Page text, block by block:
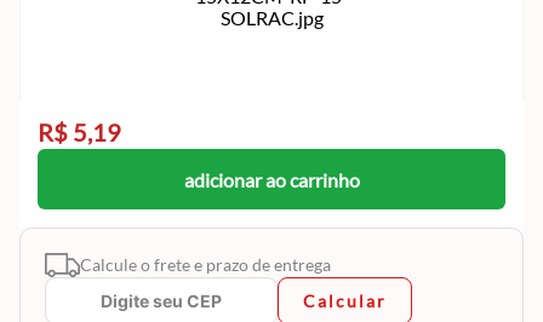
R$ 5,19
adicionar ao carrinho
Calcule o frete e prazo de entrega
Calcular